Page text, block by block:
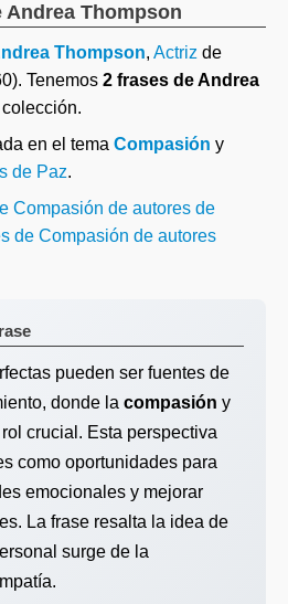
Andrea Thompson
Thompson, Actriz de
Tenemos 2 frases de Andrea
en el tema Compasión y
de Paz.
Compasión de autores de
de Compasión de autores
pueden ser fuentes de
donde la compasión y
crucial. Esta perspectiva
como oportunidades para
emocionales y mejorar
La frase resalta la idea de
surge de la